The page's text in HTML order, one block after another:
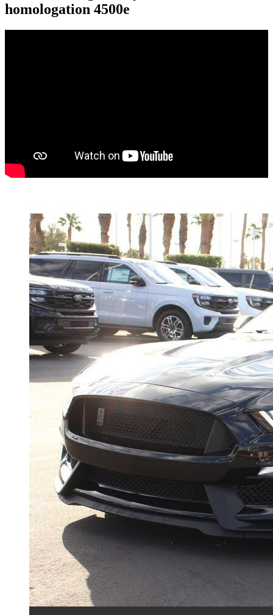
homologation 4500e